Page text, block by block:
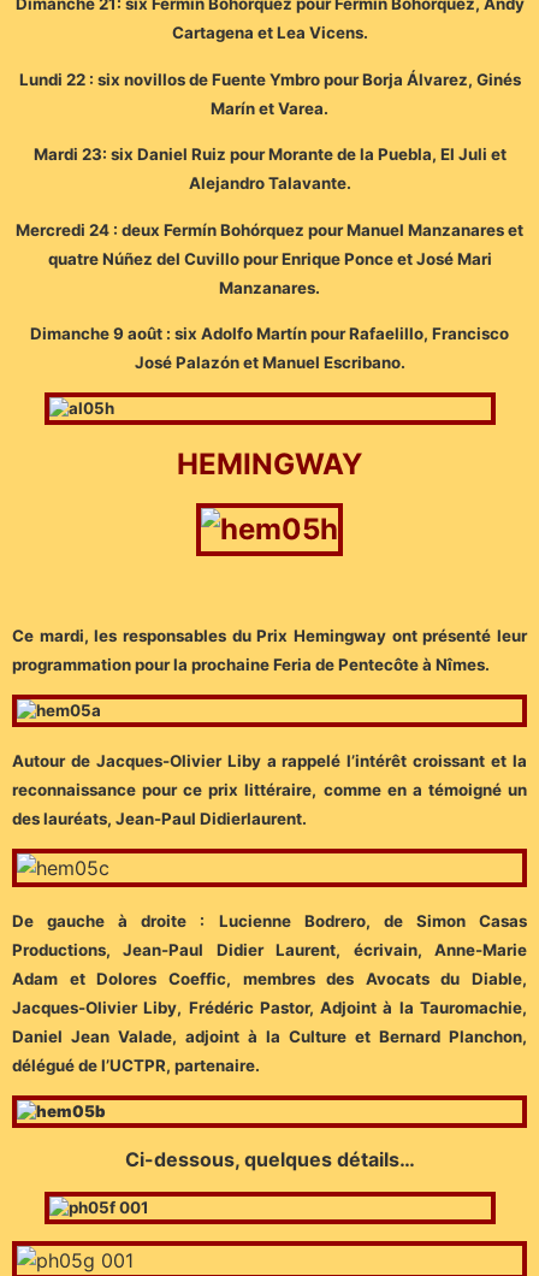
Dimanche 21: six Fermín Bohórquez pour Fermín Bohórquez, Andy
Cartagena et Lea Vicens.
Lundi 22 : six novillos de Fuente Ymbro pour Borja Álvarez, Ginés
Marín et Varea.
Mardi 23: six Daniel Ruiz pour Morante de la Puebla, El Juli et
Alejandro Talavante.
Mercredi 24 : deux Fermín Bohórquez pour Manuel Manzanares et
quatre Núñez del Cuvillo pour Enrique Ponce et José Mari
Manzanares.
Dimanche 9 août : six Adolfo Martín pour Rafaelillo, Francisco
José Palazón et Manuel Escribano.
HEMINGWAY
Ce mardi, les responsables du Prix Hemingway ont présenté leur
programmation pour la prochaine Feria de Pentecôte à Nîmes.
Autour de Jacques-Olivier Liby a rappelé l’intérêt croissant et la
reconnaissance pour ce prix littéraire, comme en a témoigné un
des lauréats, Jean-Paul Didierlaurent.
De gauche à droite : Lucienne Bodrero, de Simon Casas
Productions, Jean-Paul Didier Laurent, écrivain, Anne-Marie
Adam et Dolores Coeffic, membres des Avocats du Diable,
Jacques-Olivier Liby, Frédéric Pastor, Adjoint à la Tauromachie,
Daniel Jean Valade, adjoint à la Culture et Bernard Planchon,
délégué de l’UCTPR, partenaire.
Ci-dessous, quelques détails…